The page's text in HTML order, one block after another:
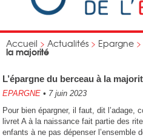
Accueil > Actualités > Epargne >
la majorité
L’épargne du berceau à la
EPARGNE • 7 juin 2023
Pour bien épargner, il faut, dit l’adage,
livret A à la naissance fait partie des
enfants à ne pas dépenser l’ensemble